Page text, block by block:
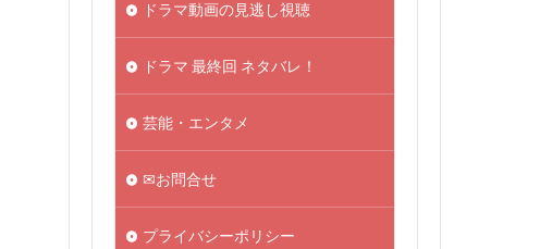
ドラマ動画の見逃し視聴
ドラマ 最終回 ネタバレ！
芸能・エンタメ
✉お問合せ
プライバシーポリシー